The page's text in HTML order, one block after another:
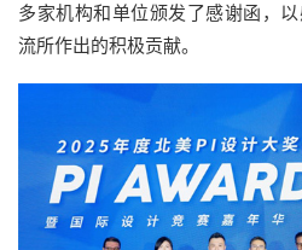
多家机构和单位颁发了感谢函，
流所作出的积极贡献。